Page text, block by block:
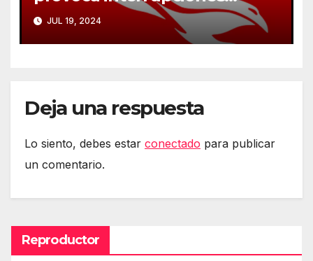
masivas en servicios críticos
JUL 19, 2024
Deja una respuesta
Lo siento, debes estar conectado para publicar
un comentario.
Reproductor